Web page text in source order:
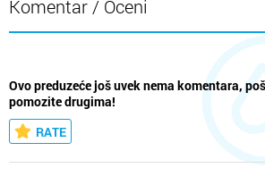
Komentar / Oceni
Ovo preduzeće još uvek nema komentara,
pomozite drugima!
RATE